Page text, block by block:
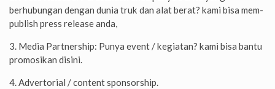
berhubungan dengan dunia truk dan alat berat? kami bisa mem-
publish press release anda,
3. Media Partnership: Punya event / kegiatan? kami bisa bantu
promosikan disini.
4. Advertorial / content sponsorship.